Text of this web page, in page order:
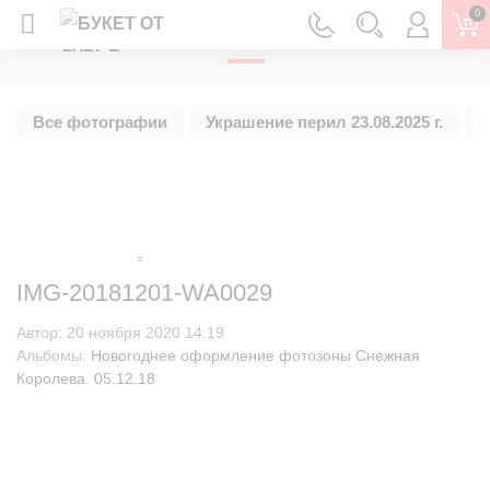
0
Все фотографии Украшение перил 23.08.2025 г.
IMG-20181201-WA0029
Автор: 20 ноября 2020 14:19
Альбомы: Новогоднее оформление фотозоны Снежная
Королева. 05.12.18